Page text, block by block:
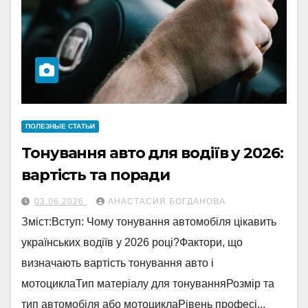
ПОЛЕЗНЫЕ СТАТЬИ
Тонування авто для водіїв у 2026:
вартість та поради
03.06.2026 АНАСТАСИЯ БОГДАНОВА
Зміст:Вступ: Чому тонування автомобіля цікавить
українських водіїв у 2026 році?Фактори, що
визначають вартість тонування авто і
мотоциклаТип матеріалу для тонуванняРозмір та
тип автомобіля або мотоциклаРівень професі...